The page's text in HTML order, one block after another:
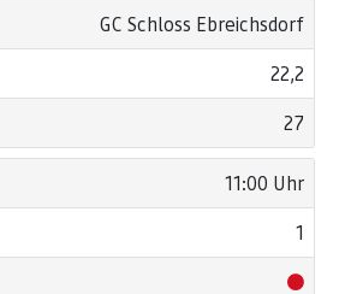
GC Schloss Ebreichsdorf
22,2
27
11:00 Uhr
1